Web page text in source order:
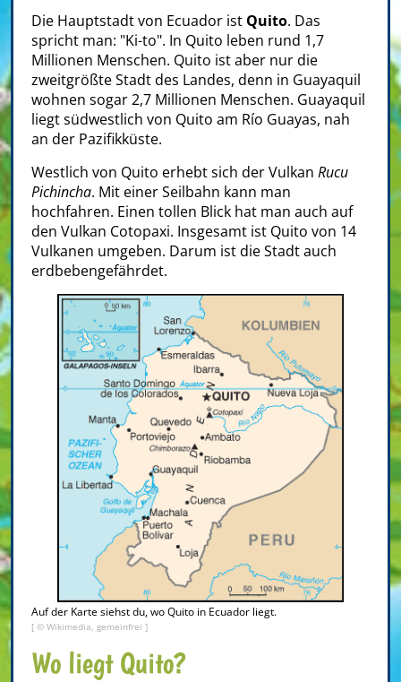
Die Hauptstadt von Ecuador ist Quito. Das
spricht man: "Ki-to". In Quito leben rund 1,7
Millionen Menschen. Quito ist aber nur die
zweitgrößte Stadt des Landes, denn in Guayaquil
wohnen sogar 2,7 Millionen Menschen. Guayaquil
liegt südwestlich von Quito am Río Guayas, nah
an der Pazifikküste.
Westlich von Quito erhebt sich der Vulkan Rucu
Pichincha. Mit einer Seilbahn kann man
hochfahren. Einen tollen Blick hat man auch auf
den Vulkan Cotopaxi. Insgesamt ist Quito von 14
Vulkanen umgeben. Darum ist die Stadt auch
erdbebengefährdet.
Auf der Karte siehst du, wo Quito in Ecuador liegt.
[ © Wikimedia, gemeinfrei ]
Wo liegt Quito?